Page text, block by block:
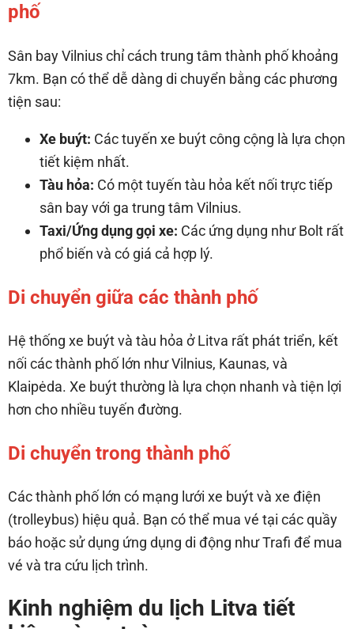
phố
Sân bay Vilnius chỉ cách trung tâm thành phố khoảng
7km. Bạn có thể dễ dàng di chuyển bằng các phương
tiện sau:
Xe buýt: Các tuyến xe buýt công cộng là lựa chọn
tiết kiệm nhất.
Tàu hỏa: Có một tuyến tàu hỏa kết nối trực tiếp
sân bay với ga trung tâm Vilnius.
Taxi/Ứng dụng gọi xe: Các ứng dụng như Bolt rất
phổ biến và có giá cả hợp lý.
Di chuyển giữa các thành phố
Hệ thống xe buýt và tàu hỏa ở Litva rất phát triển, kết
nối các thành phố lớn như Vilnius, Kaunas, và
Klaipėda. Xe buýt thường là lựa chọn nhanh và tiện lợi
hơn cho nhiều tuyến đường.
Di chuyển trong thành phố
Các thành phố lớn có mạng lưới xe buýt và xe điện
(trolleybus) hiệu quả. Bạn có thể mua vé tại các quầy
báo hoặc sử dụng ứng dụng di động như Trafi để mua
vé và tra cứu lịch trình.
Kinh nghiệm du lịch Litva tiết